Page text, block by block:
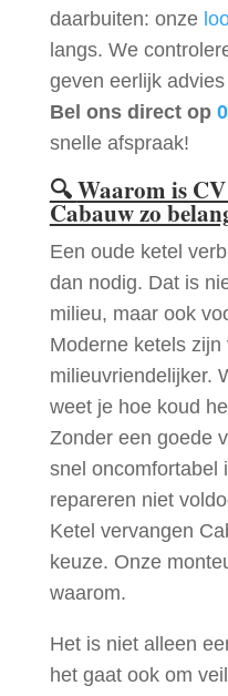
daarbuiten: onze
langs. We
geven eerlijk
Bel ons direct op
snelle afspraak!
🔍Waarom is
Cabauw zo
Een oude ketel
dan nodig. Dat is
milieu, maar ook
Moderne ketels
milieuvriendelijker.
weet je hoe koud
Zonder een goede
snel oncomfortabel
repareren niet
Ketel vervangen
keuze. Onze
waarom.
Het is niet alleen
het gaat ook om